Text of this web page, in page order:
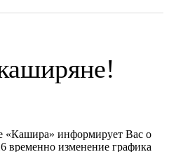
«Кашира» информирует Вас о
временно изменение графика